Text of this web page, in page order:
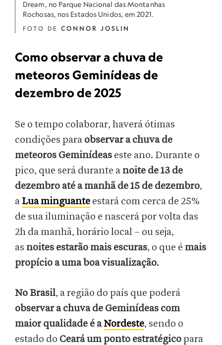
Dream, no Parque Nacional das Montanhas
Rochosas, nos Estados Unidos, em 2021.
FOTO DE CONNOR JOSLIN
Como observar a chuva de
meteoros Geminídeas de
dezembro de 2025
Se o tempo colaborar, haverá ótimas
condições para observar a chuva de
meteoros Geminídeas este ano. Durante o
pico, que será durante a noite de 13 de
dezembro até a manhã de 15 de dezembro,
a Lua minguante estará com cerca de 25%
de sua iluminação e nascerá por volta das
2h da manhã, horário local – ou seja,
as noites estarão mais escuras, o que é mais
propício a uma boa visualização.
No Brasil, a região do país que poderá
observar a chuva de Geminídeas com
maior qualidade é aNordeste, sendo o
estado do Ceará um ponto estratégico para